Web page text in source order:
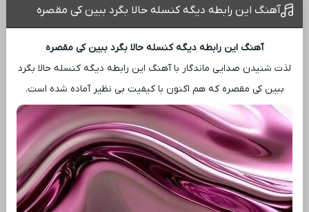
آهنگ این رابطه دیگه کنسله حالا بگرد ببین کی مقصره
آهنگ این رابطه دیگه کنسله حالا بگرد ببین کی مقصره
لذت شنیدن صدایی ماندگار با آهنگ این رابطه دیگه کنسله حالا بگرد
ببین کی مقصره که هم اکنون با کیفیت بی ‌نظیر آماده شده است.